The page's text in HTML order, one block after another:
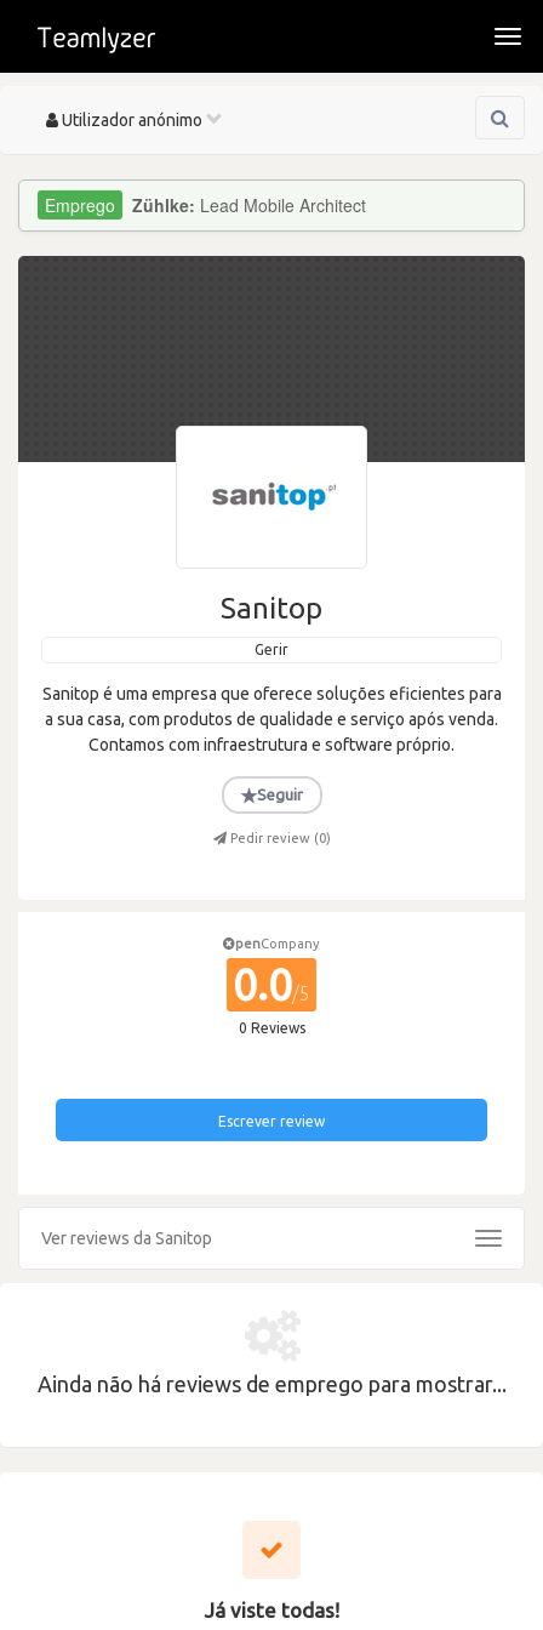
Toggle
Utilizador anónimo
Zühlke: Lead Mobile Architect
Sanitop
Gerir
Sanitop é uma empresa que oferece soluções eficientes para
a sua casa, com produtos de qualidade e serviço após venda.
Contamos com infraestrutura e software próprio.
★Seguir
Pedir review (0)
penCompany
0.0/5
0 Reviews
Escrever review
Ver reviews da Sanitop
Toggle
Ainda não há reviews de emprego para mostrar...
Já viste todas!